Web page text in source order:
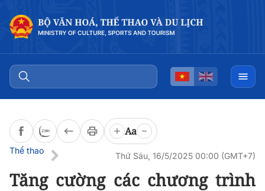
Aa
Thể thao
Thứ Sáu, 16/5/2025 00:00 (GMT+7)
Tăng cường các chương trình
Đọc bài